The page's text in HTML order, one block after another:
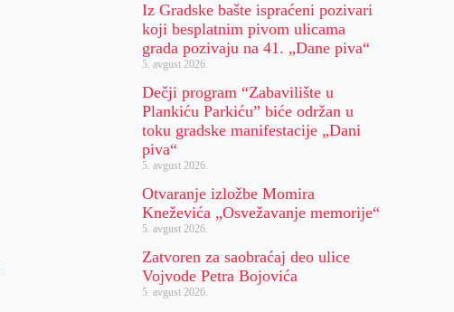
Iz Gradske bašte ispraćeni pozivari
koji besplatnim pivom ulicama
grada pozivaju na 41. „Dane piva“
5. avgust 2026.
Dečji program “Zabavilište u
Plankiću Parkiću” biće održan u
toku gradske manifestacije „Dani
piva“
5. avgust 2026.
Otvaranje izložbe Momira
Kneževića „Osvežavanje memorije“
5. avgust 2026.
Zatvoren za saobraćaj deo ulice
Vojvode Petra Bojovića
5. avgust 2026.